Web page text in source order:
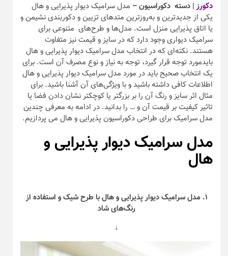
دکورز| دسته دکوراسیون – مدل سرامیک دیوار پذیرایی و هال
یکی از جدیدترین و به‌روزترین متد‌های تزیین و دکوربندی نشیمن و
یا اتاق پذیرایی منزل است. مدل‌ها و طرح‌های متنوعی برای
سرامیک دیواری وجود دارد که در سایز و قیمت نیز متفاوت
هستند. نکته‌ای که در انتخاب مدل سرامیک دیوار پذیرایی و هال
بایدمورد توجه قرار گیرد، توجه به نیاز و نوع مصرف آن است. برای
یک انتخاب صحیح باید در مورد مدل سرامیک دیوار پذیرایی و هال
اطلاعات کافی داشته باشید و با ویژگی‌های آن آشنا باشید. برای
مثال اثر سایز و رنگ آن را بر بزرگتر یا کوچکتر نشان دادن فضا یا
تاثیر کیفیت بر قیمت آن و … را بدانید. در ادامه به معرفی چندین
مدل سرامیک برای طراحی دکوراسیون پذیرایی و هال می پردازیم.
مدل سرامیک دیوار پذیرایی و
هال
۱. مدل سرامیک دیوار پذیرایی و هال با طرح شیک و استفاده از
رنگ‌های شاد
↓